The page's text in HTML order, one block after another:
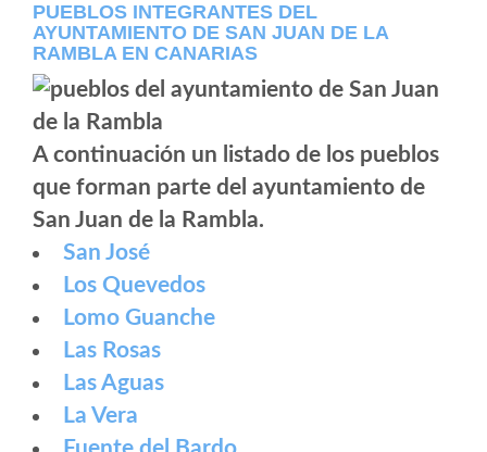
PUEBLOS INTEGRANTES DEL
AYUNTAMIENTO DE SAN JUAN DE LA
RAMBLA EN CANARIAS
A continuación un listado de los pueblos
que forman parte del ayuntamiento de
San Juan de la Rambla.
San José
Los Quevedos
Lomo Guanche
Las Rosas
Las Aguas
La Vera